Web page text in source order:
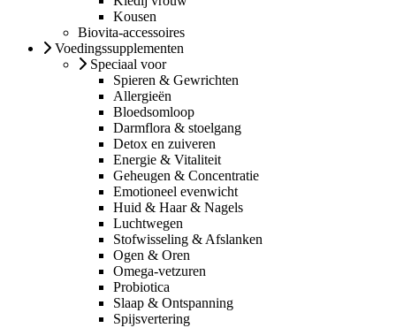
Kousen
Biovita-accessoires
Voedingssupplementen
Speciaal voor
Spieren & Gewrichten
Allergieën
Bloedsomloop
Darmflora & stoelgang
Detox en zuiveren
Energie & Vitaliteit
Geheugen & Concentratie
Emotioneel evenwicht
Huid & Haar & Nagels
Luchtwegen
Stofwisseling & Afslanken
Ogen & Oren
Omega-vetzuren
Probiotica
Slaap & Ontspanning
Spijsvertering